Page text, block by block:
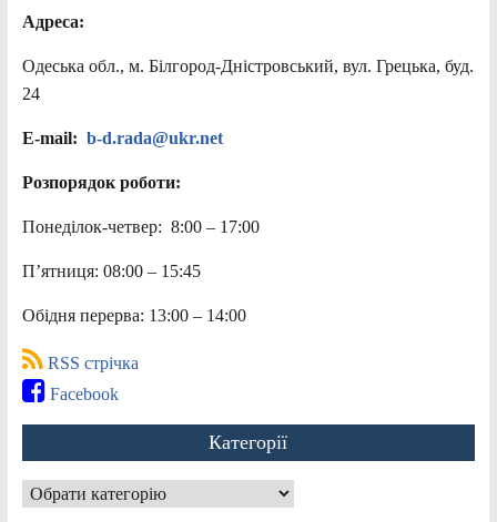
Адреса:
Одеська обл., м. Білгород-Дністровський, вул. Грецька, буд.
24
E-mail: b-d.rada@ukr.net
Розпорядок роботи:
Понеділок-четвер: 8:00 – 17:00
П’ятниця: 08:00 – 15:45
Обідня перерва: 13:00 – 14:00
RSS стрічка
Facebook
Категорії
Категорії